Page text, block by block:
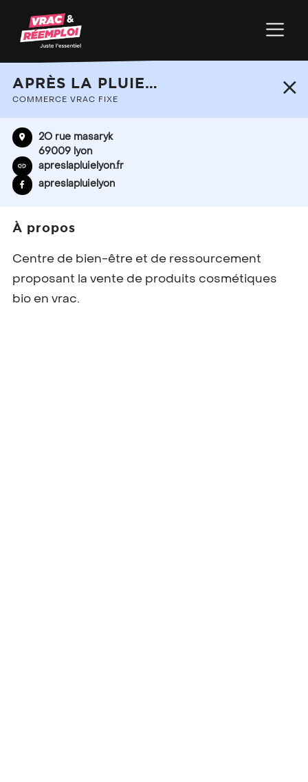
+
−
APRÈS LA PLUIE…
COMMERCE VRAC FIXE
2O rue masaryk
69009 lyon
apreslapluielyon.fr
apreslapluielyon
À propos
Centre de bien-être et de ressourcement
proposant la vente de produits cosmétiques
bio en vrac.